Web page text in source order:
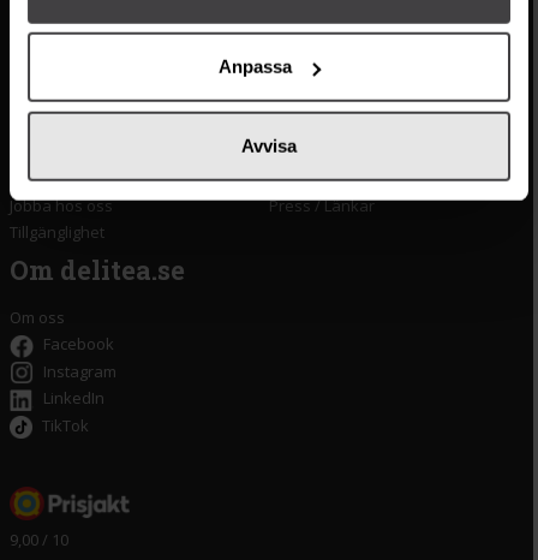
Anpassa
Avvisa
Kontakta oss
Betalning
Cookieinställningar
Jobba hos oss
Tillgänglighet
Monin
Pasta
Olivolja
Oliver
Pistagekräm
Press/Länkar
Om delitea.se
Om oss
Facebook
Instagram
LinkedIn
TikTok
9,00 / 10